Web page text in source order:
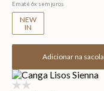
Em até6x sem juros
NEW
IN
Adicionar na sacola